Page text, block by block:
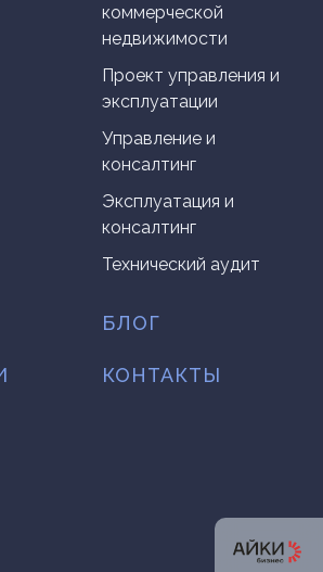
коммерческой
недвижимости
Проект управления и
эксплуатации
Управление и
консалтинг
Эксплуатация и
консалтинг
Технический аудит
БЛОГ
КОНТАКТЫ